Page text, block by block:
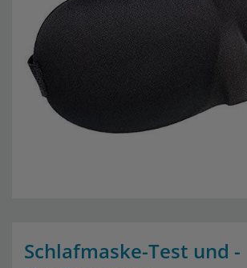
Schlafmaske-Test und -